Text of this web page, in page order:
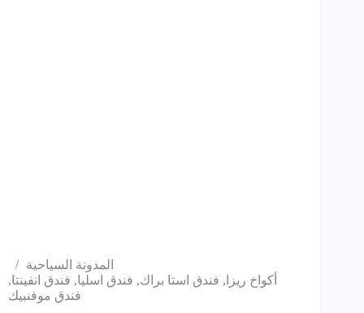
المدونة السياحية
أكواخ ريزا , فندق استا براك, فندق اسليا, فندق انفينتا,
فندق موفنبيك